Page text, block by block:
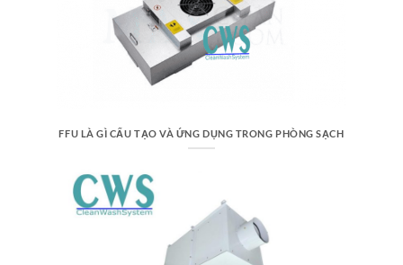
FFU LÀ GÌ CẤU TẠO VÀ ỨNG DỤNG TRONG PHÒNG SẠCH